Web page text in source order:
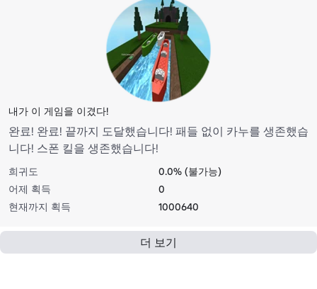
내가 이 게임을 이겼다!
완료! 완료! 끝까지 도달했습니다! 패들 없이 카누를 생존했습
니다! 스폰 킬을 생존했습니다!
희귀도
0.0% (불가능)
어제 획득
0
현재까지 획득
1000640
더 보기